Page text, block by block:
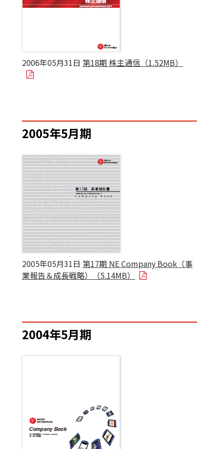
2006年05月31日 第18期 株主通信（1.52MB）
2005年5月期
2005年05月31日 第17期 NE Company Book（事
業報告＆成長戦略）（5.14MB）
2004年5月期